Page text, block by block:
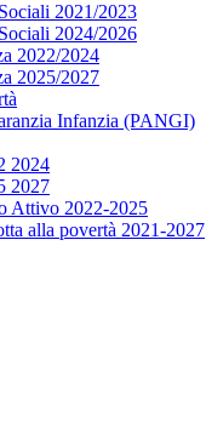
2021/2023
2024/2026
2022/2024
2025/2027
Infanzia (PANGI)
2024
2027
Attivo 2022-2025
alla povertà 2021-2027